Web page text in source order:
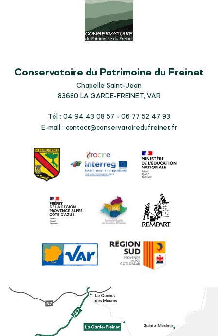
Conservatoire du Patrimoine du Freinet
Chapelle Saint-Jean
83680 LA GARDE-FREINET, VAR
Tél : 04 94 43 08 57 - 06 77 52 47 93
E-mail : contact@conservatoiredufreinet.fr